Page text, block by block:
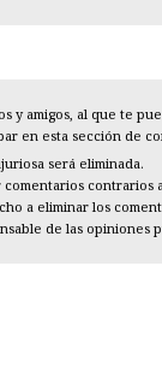
y amigos, al que te
en esta sección de
será eliminada.
contrarios
a eliminar los
de las opiniones